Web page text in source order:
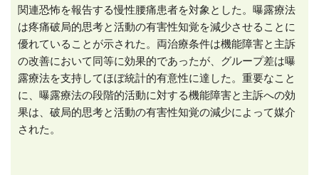
関連恐怖を報告する慢性腰痛患者を対象とした。曝露療法
は疼痛破局的思考と活動の有害性知覚を減少させることに
優れていることが示された。両治療条件は機能障害と主訴
の改善において同等に効果的であったが、グループ差は曝
露療法を支持してほぼ統計的有意性に達した。重要なこと
に、曝露療法の段階的活動に対する機能障害と主訴への効
果は、破局的思考と活動の有害性知覚の減少によって媒介
された。